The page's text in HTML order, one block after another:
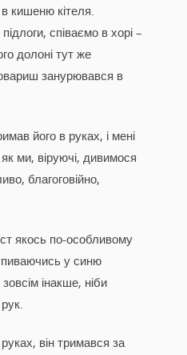
кишеню кітеля.
співаємо в хорі –
долоні тут же
занурювався в
його в руках, і мені
ми, віруючі, дивимося
благоговійно,
якось по-особливому
у синю
інакше, ніби
він тримався за